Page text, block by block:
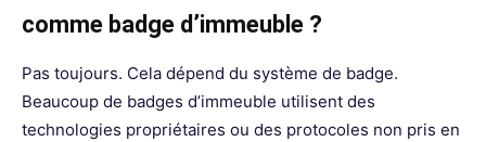
comme badge d’immeuble ?
Pas toujours. Cela dépend du système de badge.
Beaucoup de badges d’immeuble utilisent des
technologies propriétaires ou des protocoles non pris en